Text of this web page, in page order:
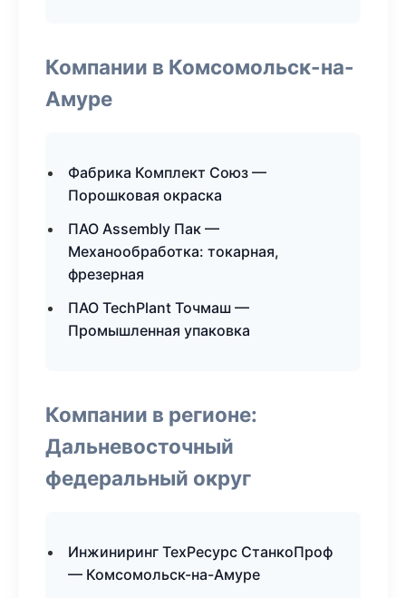
Компании в Комсомольск-на-
Амуре
Фабрика Комплект Союз —
Порошковая окраска
ПАО Assembly Пак —
Механообработка: токарная,
фрезерная
ПАО TechPlant Точмаш —
Промышленная упаковка
Компании в регионе:
Дальневосточный
федеральный округ
Инжиниринг ТехРесурс СтанкоПроф
— Комсомольск-на-Амуре